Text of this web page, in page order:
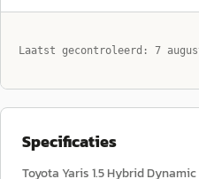
Laatst gecontroleerd: 7
Specificaties
Toyota Yaris 1.5 Hybrid